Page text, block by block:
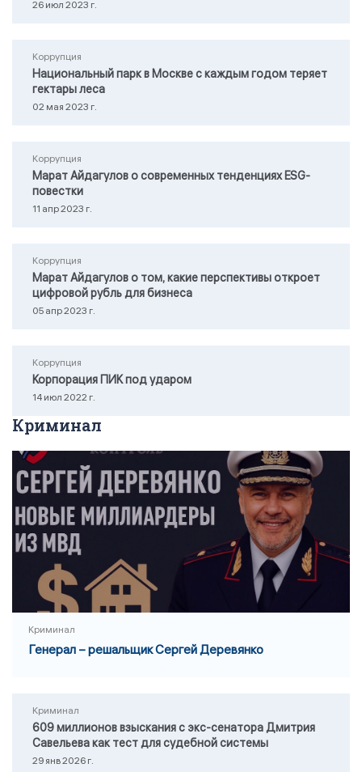
26 июл 2023 г.
Коррупция
Национальный парк в Москве с каждым годом теряет
гектары леса
02 мая 2023 г.
Коррупция
Марат Айдагулов о современных тенденциях ESG-
повестки
11 апр 2023 г.
Коррупция
Марат Айдагулов о том, какие перспективы откроет
цифровой рубль для бизнеса
05 апр 2023 г.
Коррупция
Корпорация ПИК под ударом
14 июл 2022 г.
Криминал
Криминал
Генерал – решальщик Сергей Деревянко
Криминал
609 миллионов взыскания с экс-сенатора Дмитрия
Савельева как тест для судебной системы
29 янв 2026 г.